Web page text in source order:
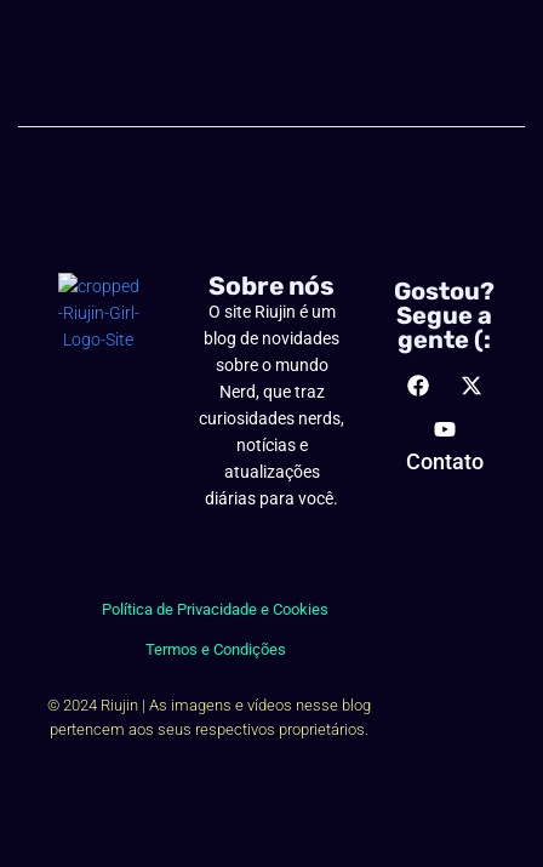
Sobre nós
O site Riujin é um
blog de novidades
sobre o mundo
Nerd, que traz
curiosidades nerds,
notícias e
atualizações
diárias para você.
Gostou?
Segue a
gente (:
Contato
Política de Privacidade e Cookies
Termos e Condições
© 2024 Riujin | As imagens e vídeos nesse blog
pertencem aos seus respectivos proprietários.